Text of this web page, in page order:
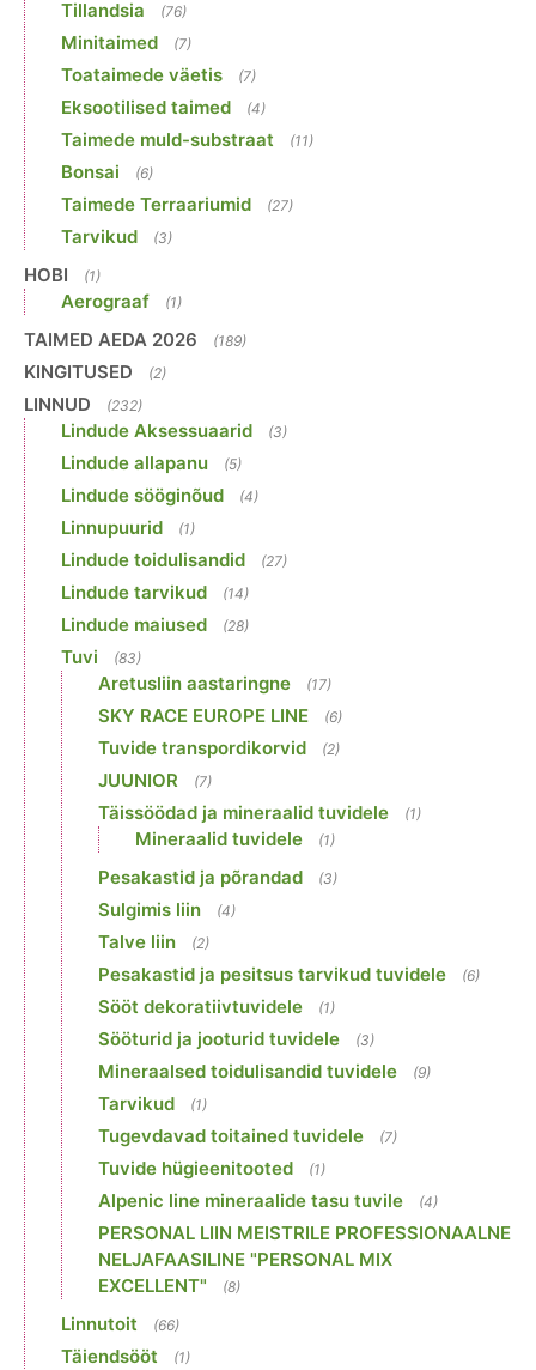
Tillandsia (76)
Minitaimed (7)
Toataimede väetis (7)
Eksootilised taimed (4)
Taimede muld-substraat (11)
Bonsai (6)
Taimede Terraariumid (27)
Tarvikud (3)
HOBI (1)
Aerograaf (1)
TAIMED AEDA 2026 (189)
KINGITUSED (2)
LINNUD (232)
Lindude Aksessuaarid (3)
Lindude allapanu (5)
Lindude sööginõud (4)
Linnupuurid (1)
Lindude toidulisandid (27)
Lindude tarvikud (14)
Lindude maiused (28)
Tuvi (83)
Aretusliin aastaringne (17)
SKY RACE EUROPE LINE (6)
Tuvide transpordikorvid (2)
JUUNIOR (7)
Täissöödad ja mineraalid tuvidele (1)
Mineraalid tuvidele (1)
Pesakastid ja põrandad (3)
Sulgimis liin (4)
Talve liin (2)
Pesakastid ja pesitsus tarvikud tuvidele (6)
Sööt dekoratiivtuvidele (1)
Sööturid ja jooturid tuvidele (3)
Mineraalsed toidulisandid tuvidele (9)
Tarvikud (1)
Tugevdavad toitained tuvidele (7)
Tuvide hügieenitooted (1)
Alpenic line mineraalide tasu tuvile (4)
PERSONAL LIIN MEISTRILE PROFESSIONAALNE
NELJAFAASILINE "PERSONAL MIX
EXCELLENT"
(8)
Linnutoit (66)
Täiendsööt (1)